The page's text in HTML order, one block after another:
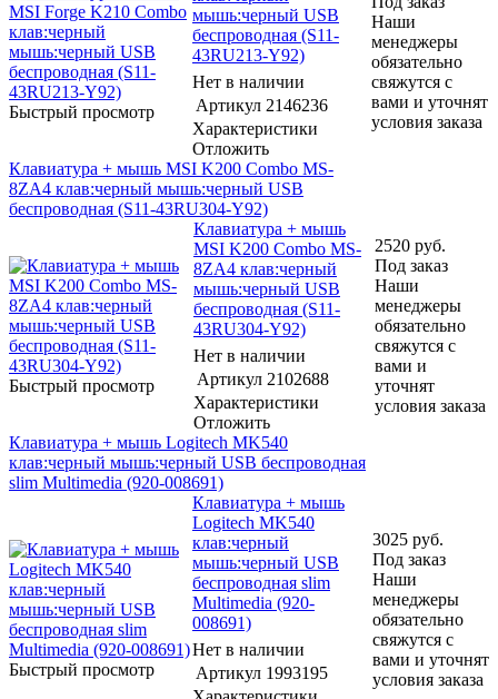
Быстрый просмотр
мышь:черный USB
беспроводная (S11-
43RU213-Y92)
Нет в наличии
Артикул 2146236
Характеристики
Отложить
Наши
менеджеры
обязательно
свяжутся с
вами и уточнят
условия заказа
Клавиатура + мышь MSI K200 Combo MS-
8ZA4 клав:черный мышь:черный USB
беспроводная (S11-43RU304-Y92)
Быстрый просмотр
Клавиатура + мышь
MSI K200 Combo MS-
8ZA4 клав:черный
мышь:черный USB
беспроводная (S11-
43RU304-Y92)
Нет в наличии
Артикул 2102688
Характеристики
Отложить
2520 руб.
Под заказ
Наши
менеджеры
обязательно
свяжутся с
вами и
уточнят
условия заказа
Клавиатура + мышь Logitech MK540
клав:черный мышь:черный USB беспроводная
slim Multimedia (920-008691)
Быстрый просмотр
Клавиатура + мышь
Logitech MK540
клав:черный
мышь:черный USB
беспроводная slim
Multimedia (920-
008691)
Нет в наличии
Артикул 1993195
3025 руб.
Под заказ
Наши
менеджеры
обязательно
свяжутся с
вами и уточнят
условия заказа